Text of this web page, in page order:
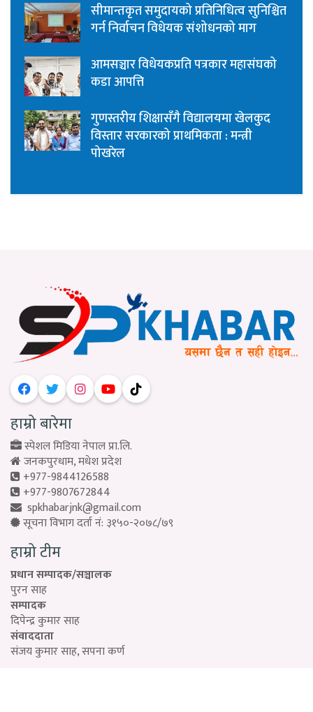
सीमान्तकृत समुदायको प्रतिनिधित्व सुनिश्चित
गर्न निर्वाचन विधेयक संशोधनको माग
आमसञ्चार विधेयकप्रति पत्रकार महासंघको
कडा आपत्ति
गुणस्तरीय शिक्षासँगै विद्यालयमा खेलकुद
विस्तार सरकारको प्राथमिकता : मन्त्री
पोखरेल
हाम्रो बारेमा
स्पेशल मिडिया नेपाल प्रा.लि.
जनकपुरधाम, मधेश प्रदेश
+977-9844126588
+977-9807672844
spkhabarjnk@gmail.com
सूचना विभाग दर्ता नं: ३१५०-२०७८/७९
हाम्रो टीम
प्रधान सम्पादक/सञ्चालक
पुरन साह
सम्पादक
दिपेन्द्र कुमार साह
संवाददाता
संजय कुमार साह, सपना कर्ण